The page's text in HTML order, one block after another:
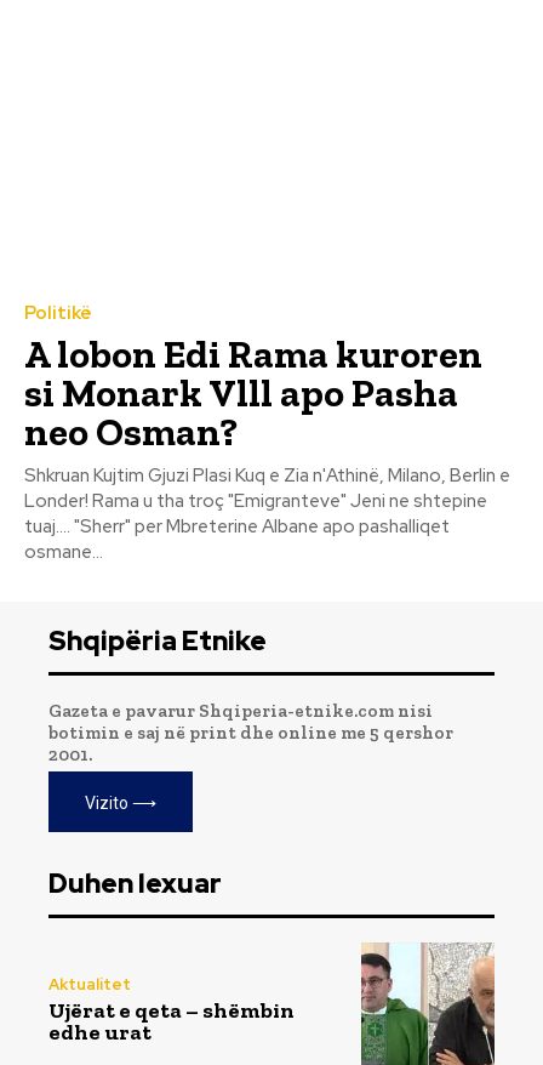
Politikë
A lobon Edi Rama kuroren
si Monark Vlll apo Pasha
neo Osman?
Shkruan Kujtim Gjuzi Plasi Kuq e Zia n'Athinë, Milano, Berlin e
Londer! Rama u tha troç "Emigranteve" Jeni ne shtepine
tuaj.... "Sherr" per Mbreterine Albane apo pashalliqet
osmane...
Shqipëria Etnike
Gazeta e pavarur Shqiperia-etnike.com nisi
botimin e saj në print dhe online me 5 qershor
2001.
Vizito ⟶
Duhen lexuar
Aktualitet
Ujërat e qeta – shëmbin
edhe urat